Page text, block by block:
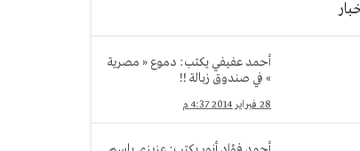
أحمد عفيفي يكتب: دموع « مصرية
» في صندوق زبالة !!
28 فبراير 2014 4:37 م